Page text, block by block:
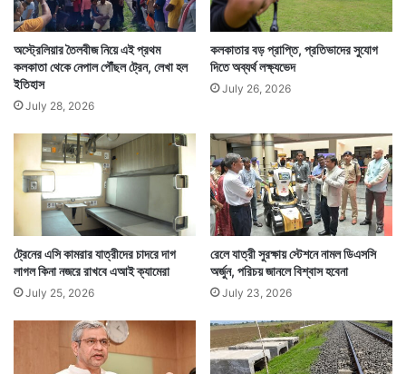
তখন অন্য ট্রেন তো বটেই, এমনকি রাজধানী, শতাব্দীর মত ট্রেনও
এই ট্রেনটির গতিপথে পড়লে রাজধানী, শতাব্দীকে দাঁড় করিয়ে এই
ট্রেনকে আগে পাস করানো হয়। যাতে ট্রেন সবচেয়ে কম সময়ে
দুর্ঘটনাস্থলে পৌঁছে চিকিৎসা ও ত্রাণ পরিষেবা প্রদান করতে পারে।
অস্ট্রেলিয়ার তৈলবীজ নিয়ে এই প্রথম
কলকাতা থেকে নেপাল পৌঁছল ট্রেন, লেখা হল
ইতিহাস
July 28, 2026
কলকাতার বড় প্রাপ্তি, প্রতিভাদের সুযোগ
দিতে অব্যর্থ লক্ষ্যভেদ
July 26, 2026
ট্রেনের এসি কামরার যাত্রীদের চাদরে দাগ
লাগল কিনা নজরে রাখবে এআই ক্যামেরা
July 25, 2026
রেলে যাত্রী সুরক্ষায় স্টেশনে নামল ডিএসসি
অর্জুন, পরিচয় জানলে বিশ্বাস হবেনা
July 23, 2026